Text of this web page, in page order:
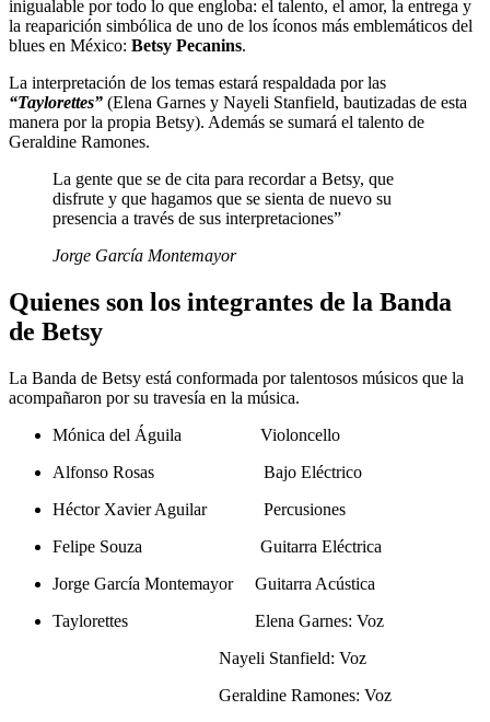
inigualable por todo lo que engloba: el talento, el amor, la entrega y
la reaparición simbólica de uno de los íconos más emblemáticos del
blues en México: Betsy Pecanins.
La interpretación de los temas estará respaldada por las
“Taylorettes” (Elena Garnes y Nayeli Stanfield, bautizadas de esta
manera por la propia Betsy). Además se sumará el talento de
Geraldine Ramones.
La gente que se de cita para recordar a Betsy, que
disfrute y que hagamos que se sienta de nuevo su
presencia a través de sus interpretaciones”
Jorge García Montemayor
Quienes son los integrantes de la Banda
de Betsy
La Banda de Betsy está conformada por talentosos músicos que la
acompañaron por su travesía en la música.
Mónica del Águila Violoncello
Alfonso Rosas Bajo Eléctrico
Héctor Xavier Aguilar Percusiones
Felipe Souza Guitarra Eléctrica
Jorge García Montemayor Guitarra Acústica
Taylorettes Elena Garnes: Voz
Nayeli Stanfield: Voz
Geraldine Ramones: Voz